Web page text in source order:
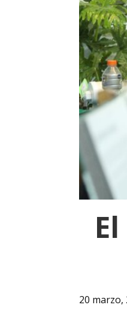
20 marzo,